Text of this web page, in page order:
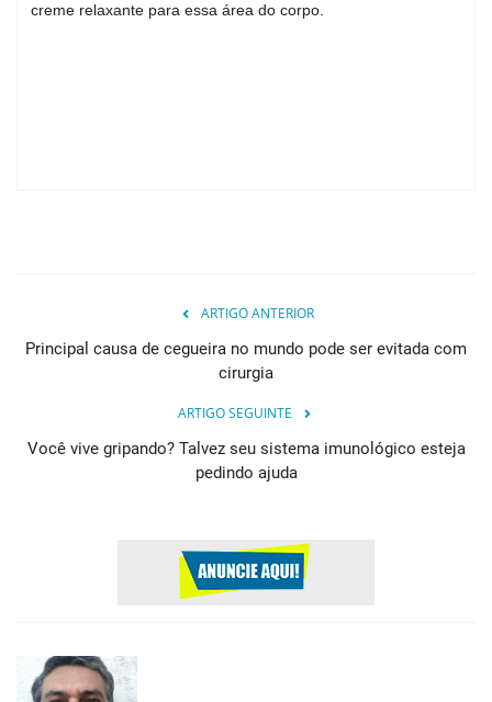
creme relaxante para essa área do corpo.
ARTIGO ANTERIOR
Principal causa de cegueira no mundo pode ser evitada com
cirurgia
ARTIGO SEGUINTE
Você vive gripando? Talvez seu sistema imunológico esteja
pedindo ajuda